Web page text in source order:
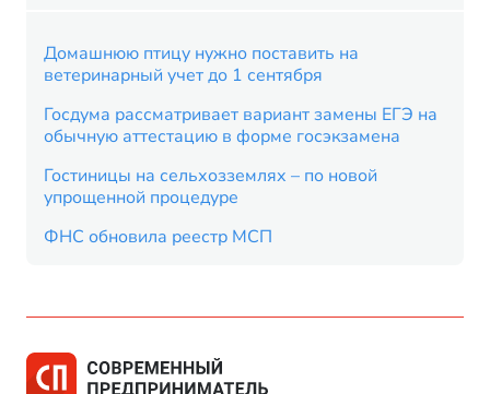
Домашнюю птицу нужно поставить на
ветеринарный учет до 1 сентября
Госдума рассматривает вариант замены ЕГЭ на
обычную аттестацию в форме госэкзамена
Гостиницы на сельхозземлях – по новой
упрощенной процедуре
ФНС обновила реестр МСП